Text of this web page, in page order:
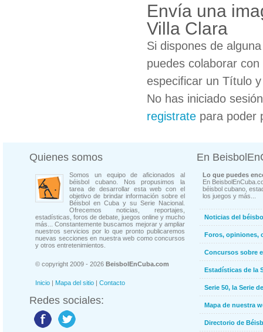
Envía una
Villa Clara
Si dispones de
puedes colaborar
especificar un Título
No has iniciado
registrate para poder
Quienes somos
Somos un equipo de aficionados al
béisbol cubano. Nos propusimos la
tarea de desarrollar esta web con el
objetivo de brindar información sobre el
Béisbol en Cuba y su Serie Nacional.
Ofrecemos noticias, reportajes,
estadísticas, foros de debate, juegos online y mucho
más... Constantemente buscamos mejorar y ampliar
nuestros servicios por lo que pronto publicaremos
nuevas secciones en nuestra web como concursos
y otros entretenimientos.
© copyright 2009 - 2026 BeisbolEnCuba.com
Inicio | Mapa del sitio | Contacto
Redes sociales:
En
Lo que puedes
En
béisbol cubano,
los juegos y más...
Noticias del
Foros, opiniones,
Concursos sobre
Estadísticas de la
Serie 50, la Serie
Mapa de nuestra
Directorio de